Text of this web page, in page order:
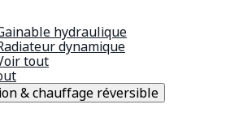
hydraulique
dynamique
tout
& chauffage réversible